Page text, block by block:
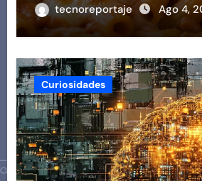
tecnoreportaje Ago 4,
Curiosidades